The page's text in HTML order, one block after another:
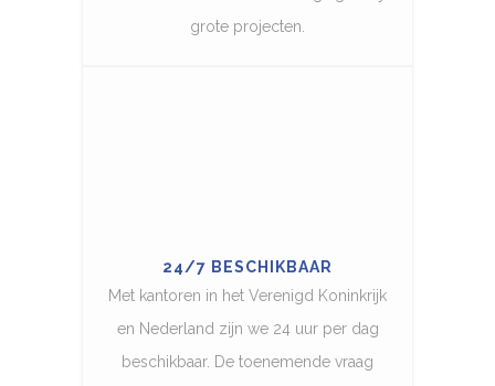
grote projecten.
24/7 BESCHIKBAAR
Met kantoren in het Verenigd Koninkrijk
en Nederland zijn we 24 uur per dag
beschikbaar. De toenemende vraag